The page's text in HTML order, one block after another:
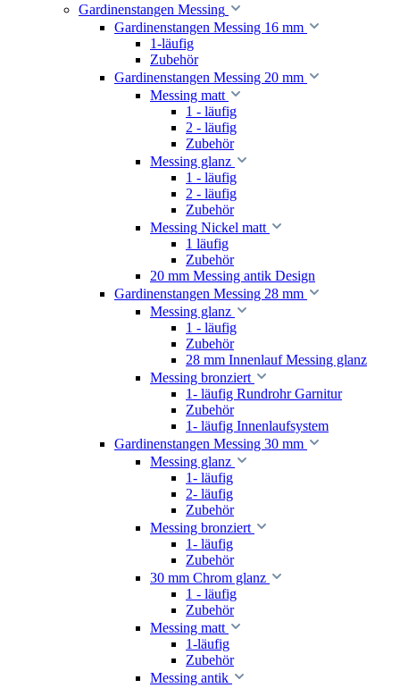
Gardinenstangen Messing
Gardinenstangen Messing 16 mm
1-läufig
Zubehör
Gardinenstangen Messing 20 mm
Messing matt
1 - läufig
2 - läufig
Zubehör
Messing glanz
1 - läufig
2 - läufig
Zubehör
Messing Nickel matt
1 läufig
Zubehör
20 mm Messing antik Design
Gardinenstangen Messing 28 mm
Messing glanz
1 - läufig
Zubehör
28 mm Innenlauf Messing glanz
Messing bronziert
1- läufig Rundrohr Garnitur
Zubehör
1- läufig Innenlaufsystem
Gardinenstangen Messing 30 mm
Messing glanz
1- läufig
2- läufig
Zubehör
Messing bronziert
1- läufig
Zubehör
30 mm Chrom glanz
1 - läufig
Zubehör
Messing matt
1-läufig
Zubehör
Messing antik